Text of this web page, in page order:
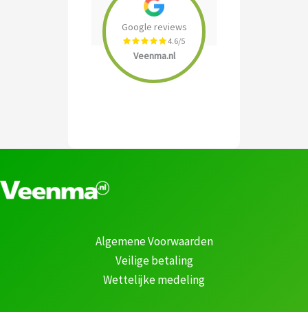
Google reviews
4.6/5
Veenma.nl
Algemene Voorwaarden
Veilige betaling
Wettelijke medeling